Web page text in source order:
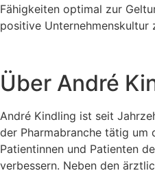
Fähigkeiten optimal zur
positive Unternehmenskultur
Über André
André Kindling ist seit
der Pharmabranche tätig um
Patientinnen und Patienten
verbessern. Neben den